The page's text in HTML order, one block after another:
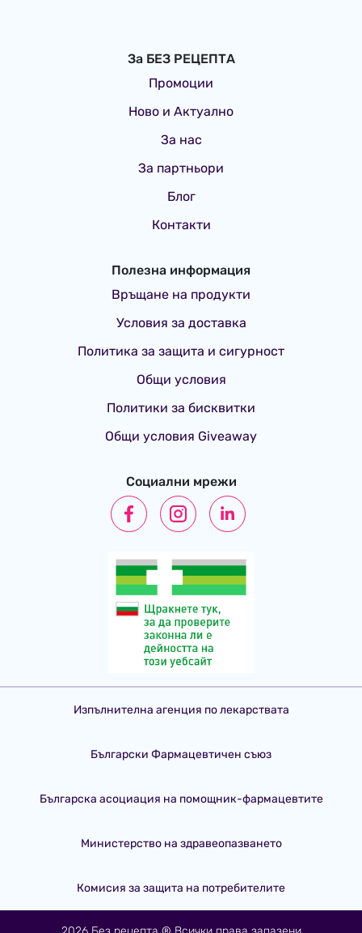
За БЕЗ РЕЦЕПТА
Промоции
Ново и Актуално
За нас
За партньори
Блог
Контакти
Полезна информация
Връщане на продукти
Условия за доставка
Политика за защита и сигурност
Общи условия
Политики за бисквитки
Общи условия Giveaway
Социални мрежи
Изпълнителна агенция по лекарствата
Български Фармацевтичен съюз
Българска асоциация на помощник-фармацевтите
Министерство на здравеопазването
Комисия за защита на потребителите